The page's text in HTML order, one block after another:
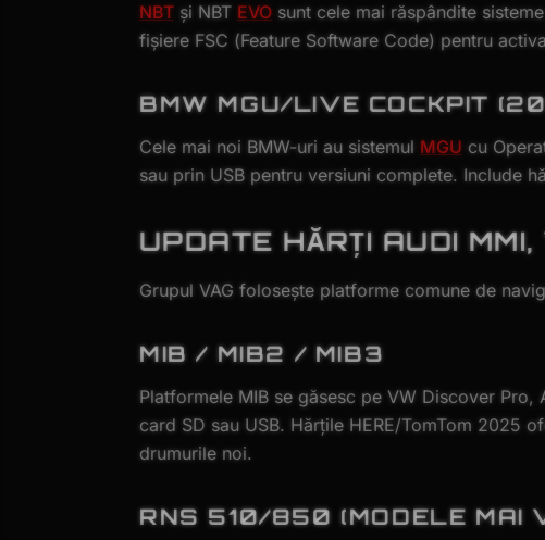
NBT și NBT EVO sunt cele mai răspândite
fișiere FSC (Feature Software Code) pentru
BMW MGU/LIVE COCKPIT
Cele mai noi BMW-uri au sistemul MGU cu
sau prin USB pentru versiuni complete. Include
UPDATE HĂRȚI AUDI
Grupul VAG folosește platforme comune de
MIB / MIB2 / MIB3
Platformele MIB se găsesc pe VW Discover
card SD sau USB. Hărțile HERE/TomTom 2025
drumurile noi.
RNS 510/850 (MODELE MAI